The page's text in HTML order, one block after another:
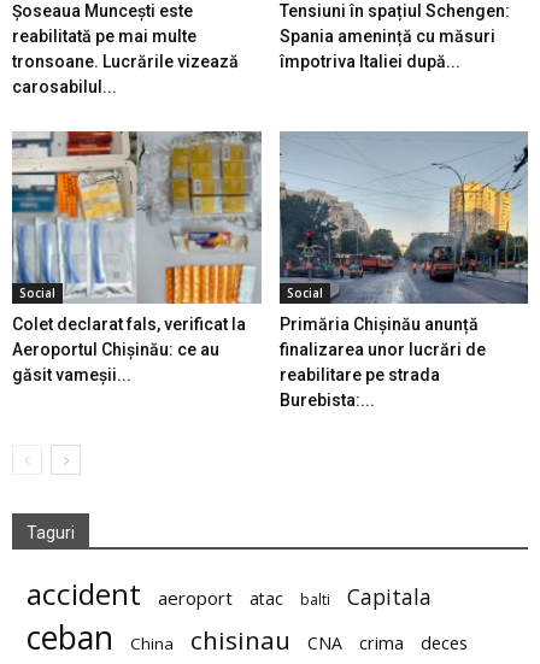
Șoseaua Muncești este
reabilitată pe mai multe
tronsoane. Lucrările vizează
carosabilul...
Tensiuni în spațiul Schengen:
Spania amenință cu măsuri
împotriva Italiei după...
Social
Colet declarat fals, verificat la
Aeroportul Chișinău: ce au
găsit vameșii...
Social
Primăria Chișinău anunță
finalizarea unor lucrări de
reabilitare pe strada
Burebista:...
Taguri
accident aeroport atac balti Capitala
ceban China chisinau CNA crima deces